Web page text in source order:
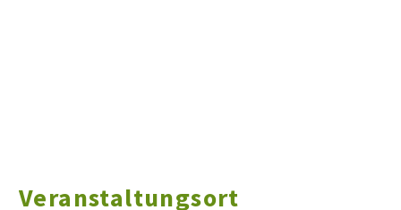
Veranstaltungsort